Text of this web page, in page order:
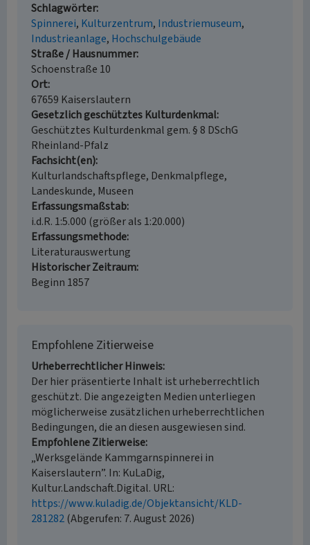
Schlagwörter
Spinnerei Kulturzentrum Industriemuseum
Industrieanlage Hochschulgebäude
Straße / Hausnummer
Schoenstraße 10
Ort
67659 Kaiserslautern
Gesetzlich geschütztes Kulturdenkmal
Geschütztes Kulturdenkmal gem. § 8 DSchG
Rheinland-Pfalz
Fachsicht(en)
Kulturlandschaftspflege, Denkmalpflege,
Landeskunde, Museen
Erfassungsmaßstab
i.d.R. 1:5.000 (größer als 1:20.000)
Erfassungsmethode
Literaturauswertung
Historischer Zeitraum
Beginn 1857
Empfohlene Zitierweise
Urheberrechtlicher Hinweis
Der hier präsentierte Inhalt ist urheberrechtlich
geschützt. Die angezeigten Medien unterliegen
möglicherweise zusätzlichen urheberrechtlichen
Bedingungen, die an diesen ausgewiesen sind.
Empfohlene Zitierweise
„Werksgelände Kammgarnspinnerei in
Kaiserslautern”. In: KuLaDig,
Kultur.Landschaft.Digital. URL:
https://www.kuladig.de/Objektansicht/KLD-
281282(Abgerufen: 7. August 2026)